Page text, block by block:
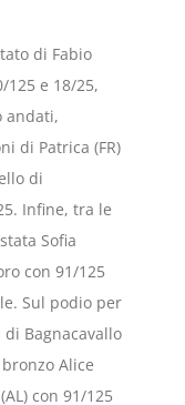
di Fabio
125 e 18/25,
andati,
di Patrica (FR)
di
Infine, tra le
Sofia
con 91/125
Sul podio per
di Bagnacavallo
Alice
con 91/125